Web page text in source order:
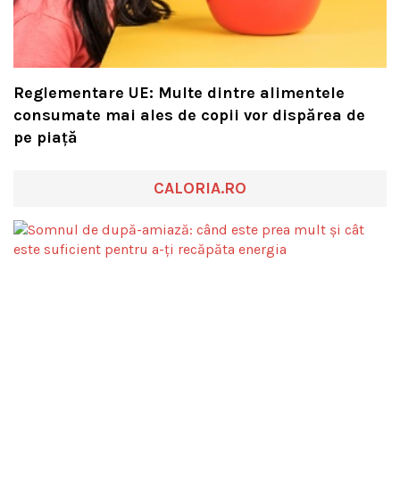
Reglementare UE: Multe dintre alimentele
consumate mai ales de copii vor dispărea de
pe piață
CALORIA.RO